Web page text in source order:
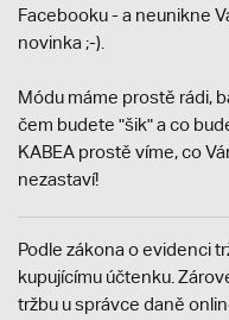
Facebooku - a neunikne
novinka ;-).
Módu máme prostě rádi,
čem budete "šik" a co
KABEA prostě víme, co
nezastaví!
Podle zákona o evidenci
kupujícímu účtenku.
tržbu u správce daně